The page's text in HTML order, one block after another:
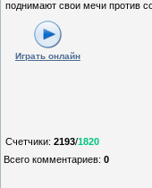
поднимают свои мечи против
Играть онлайн
Счетчики: 2193/1820
Всего комментариев: 0